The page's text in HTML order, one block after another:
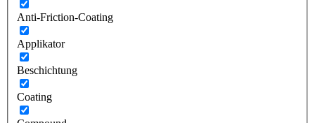
Anti-Friction-Coating
Applikator
Beschichtung
Coating